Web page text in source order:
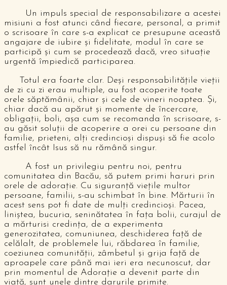
Un impuls special de responsabilizare a acestei
misiuni a fost atunci când fiecare, personal, a primit
o scrisoare în care s-a explicat ce presupune această
angajare de iubire și fidelitate, modul în care se
participă și cum se procedează dacă, vreo situație
urgentă împiedică participarea.
Totul era foarte clar. Deși responsabilitățile vieții
de zi cu zi erau multiple, au fost acoperite toate
orele săptămânii, chiar și cele de vineri noaptea. Și,
chiar dacă au apărut și momente de încercare,
obligații, boli, așa cum se recomanda în scrisoare, s-
au găsit soluții de acoperire a orei cu persoane din
familie, prieteni, alți credincioși dispuși să fie acolo
astfel încât Isus să nu rămână singur.
A fost un privilegiu pentru noi, pentru
comunitatea din Bacău, să putem primi haruri prin
orele de adorație. Cu siguranță viețile multor
persoane, familii, s-au schimbat în bine. Mărturii în
acest sens pot fi date de mulți credincioși. Pacea,
liniștea, bucuria, seninătatea în fața bolii, curajul de
a mărturisi credința, de a experimenta
generozitatea, comuniunea, deschiderea față de
celălalt, de problemele lui, răbdarea în familie,
coeziunea comunității, zâmbetul și grija față de
aproapele care până mai ieri era necunoscut, dar
prin momentul de Adorație a devenit parte din
viață, sunt unele dintre darurile primite.